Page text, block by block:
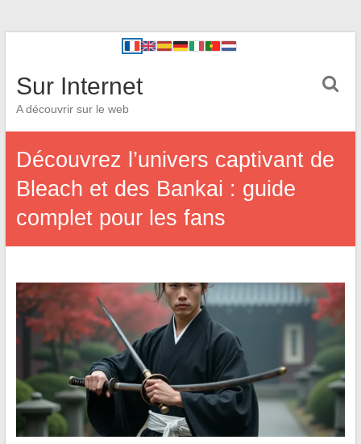
Sur Internet
A découvrir sur le web
Découvrez l’univers captivant de
Bleach et des Bankai : guide
complet pour les fans